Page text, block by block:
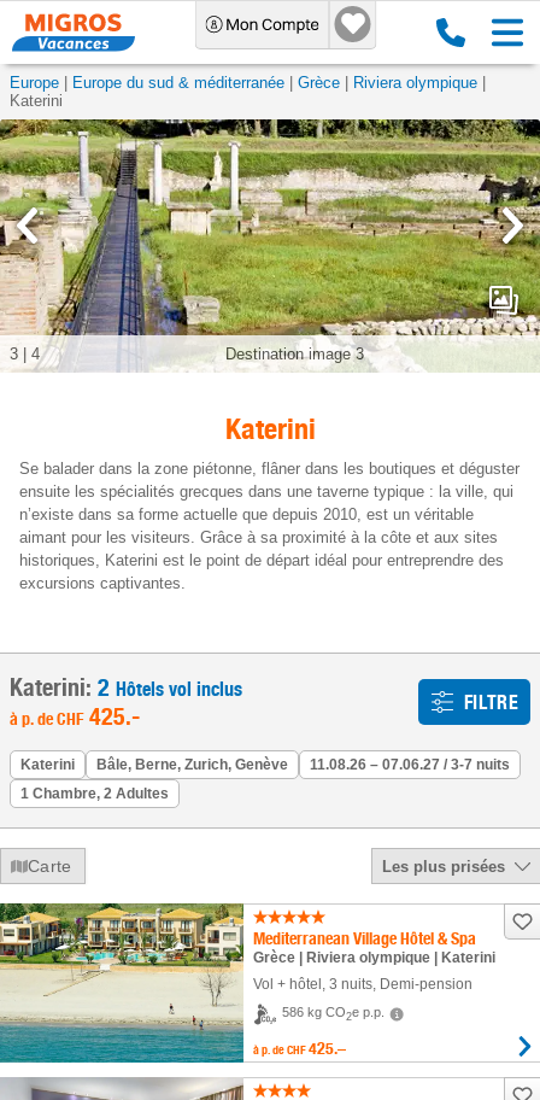
Europe Europe du sud & méditerranée Grèce
Riviera olympique
Katerini
Destination image 3
3 4
Katerini
Se balader dans la zone piétonne, flâner dans les boutiques et déguster
ensuite les spécialités grecques dans une taverne typique : la ville, qui
n’existe dans sa forme actuelle que depuis 2010, est un véritable
aimant pour les visiteurs. Grâce à sa proximité à la côte et aux sites
historiques, Katerini est le point de départ idéal pour entreprendre des
excursions captivantes.
Katerini: 2 Hôtels vol inclus
à p. deCHF 425.- FILTRE
Katerini Bâle, Berne, Zurich, Genève
11.08.26 – 07.06.27 / 3-7 nuits
1 Chambre, 2 Adultes
Carte Les plus prisées
Mediterranean Village Hôtel & Spa
Grèce | Riviera olympique | Katerini
Vol + hôtel , 3 nuits, Demi-pension
586 kg CO2e p.p.
à p. de CHF 425.–